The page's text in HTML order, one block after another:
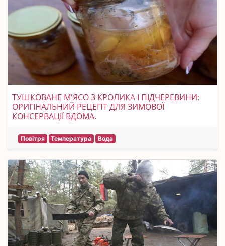
ТУШКОВАНЕ М'ЯСО З КРОЛИКА І ПІДЧЕРЕВИНИ:
ОРИГІНАЛЬНИЙ РЕЦЕПТ ДЛЯ ЗИМОВОЇ
КОНСЕРВАЦІЇ ВДОМА.
Повітря Температура Вода